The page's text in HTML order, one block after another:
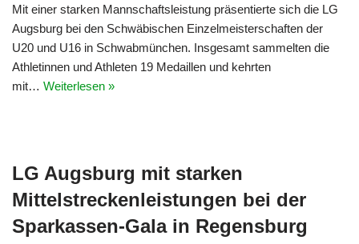
Mit einer starken Mannschaftsleistung präsentierte sich die LG
Augsburg bei den Schwäbischen Einzelmeisterschaften der
U20 und U16 in Schwabmünchen. Insgesamt sammelten die
Athletinnen und Athleten 19 Medaillen und kehrten
mit… Weiterlesen »
LG Augsburg mit starken
Mittelstreckenleistungen bei der
Sparkassen-Gala in Regensburg